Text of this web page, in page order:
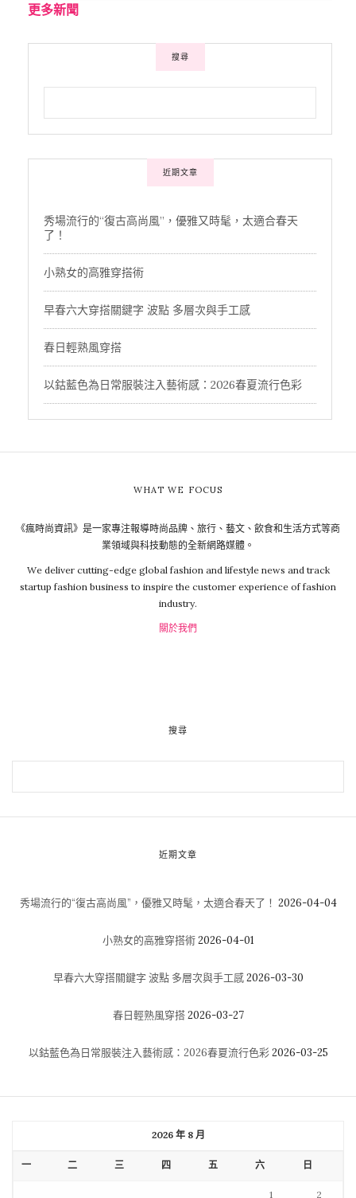
更多新聞
搜尋
近期文章
秀場流行的“復古高尚風”，優雅又時髦，太適合春天
了！
小熟女的高雅穿搭術
早春六大穿搭關鍵字 波點 多層次與手工感
春日輕熟風穿搭
以鈷藍色為日常服裝注入藝術感：2026春夏流行色彩
WHAT WE FOCUS
《瘋時尚資訊》是一家專注報導時尚品牌、旅行、藝文、飲食和生活方式等商
業領域與科技動態的全新網路媒體。
We deliver cutting-edge global fashion and lifestyle news and track
startup fashion business to inspire the customer experience of fashion
industry.
關於我們
搜尋
近期文章
秀場流行的“復古高尚風”，優雅又時髦，太適合春天了！ 2026-04-04
小熟女的高雅穿搭術 2026-04-01
早春六大穿搭關鍵字 波點 多層次與手工感 2026-03-30
春日輕熟風穿搭 2026-03-27
以鈷藍色為日常服裝注入藝術感：2026春夏流行色彩 2026-03-25
2026 年 8 月
一 二 三 四 五 六 日
1 2